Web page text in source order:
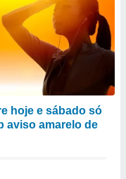
hoje e sábado só
aviso amarelo de